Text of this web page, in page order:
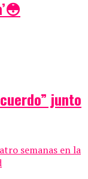
junto
semanas en la